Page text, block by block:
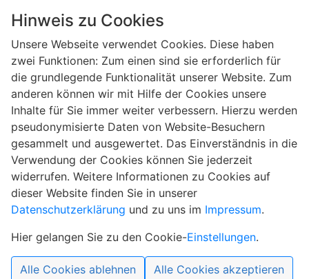
ITB Tore Fischach Schiebetore
Schiebetor
Hinweis zu Cookies
Unsere Webseite verwendet Cookies. Diese haben
zwei Funktionen: Zum einen sind sie erforderlich für
die grundlegende Funktionalität unserer Website. Zum
anderen können wir mit Hilfe der Cookies unsere
Inhalte für Sie immer weiter verbessern. Hierzu werden
pseudonymisierte Daten von Website-Besuchern
gesammelt und ausgewertet. Das Einverständnis in die
Verwendung der Cookies können Sie jederzeit
widerrufen. Weitere Informationen zu Cookies auf
dieser Website finden Sie in unserer
Datenschutzerklärung und zu uns im Impressum.
Hier gelangen Sie zu den Cookie-Einstellungen.
Alle Cookies ablehnen Alle Cookies akzeptieren